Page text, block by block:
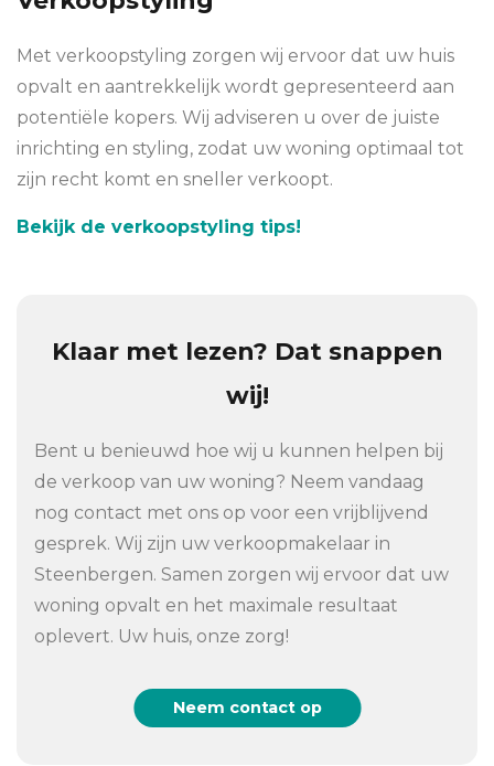
Met verkoopstyling zorgen wij ervoor dat uw huis
opvalt en aantrekkelijk wordt gepresenteerd aan
potentiële kopers. Wij adviseren u over de juiste
inrichting en styling, zodat uw woning optimaal tot
zijn recht komt en sneller verkoopt.
Bekijk de verkoopstyling tips!
Klaar met lezen? Dat snappen
wij!
Bent u benieuwd hoe wij u kunnen helpen bij
de verkoop van uw woning? Neem vandaag
nog contact met ons op voor een vrijblijvend
gesprek. Wij zijn uw verkoopmakelaar in
Steenbergen. Samen zorgen wij ervoor dat uw
woning opvalt en het maximale resultaat
oplevert. Uw huis, onze zorg!
Neem contact op